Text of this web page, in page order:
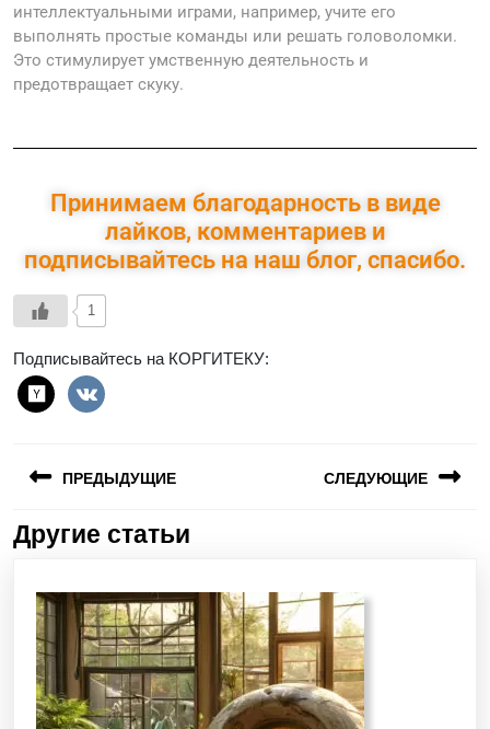
интеллектуальными играми, например, учите его
выполнять простые команды или решать головоломки.
Это стимулирует умственную деятельность и
предотвращает скуку.
Принимаем благодарность в виде
лайков, комментариев и
подписывайтесь на наш блог, спасибо.
1
Подписывайтесь на КОРГИТЕКУ:
ПРЕДЫДУЩИЕ СЛЕДУЮЩИЕ
Другие статьи